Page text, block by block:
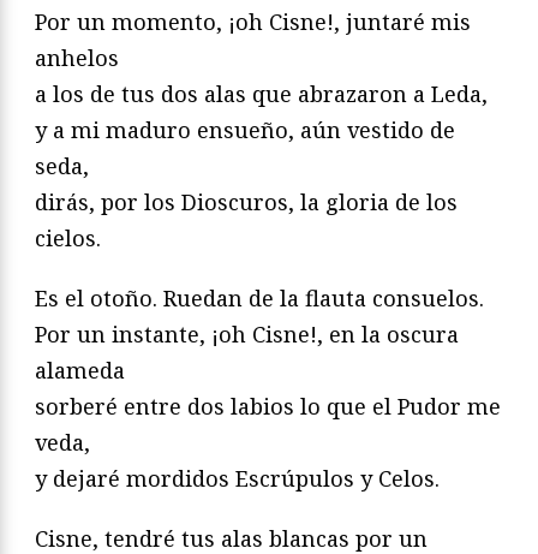
Por un momento, ¡oh Cisne!, juntaré mis
anhelos
a los de tus dos alas que abrazaron a Leda,
y a mi maduro ensueño, aún vestido de
seda,
dirás, por los Dioscuros, la gloria de los
cielos.
Es el otoño. Ruedan de la flauta consuelos.
Por un instante, ¡oh Cisne!, en la oscura
alameda
sorberé entre dos labios lo que el Pudor me
veda,
y dejaré mordidos Escrúpulos y Celos.
Cisne, tendré tus alas blancas por un